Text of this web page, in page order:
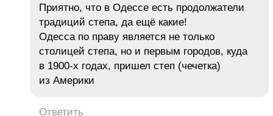
Приятно, что в Одессе есть продолжатели
традиций степа, да ещё какие!
Одесса по праву является не только
столицей степа, но и первым городов, куда
в 1900-х годах, пришел степ (чечетка)
из Америки
Ответить